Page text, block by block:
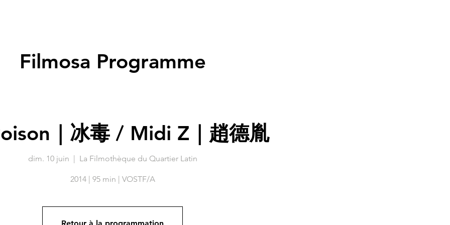
Filmosa Programme
｜冰毒 / Midi Z｜趙德胤
dim. 10 juin
  |
La Filmothèque du Quartier Latin
2014 | 95 min | VOSTF/A